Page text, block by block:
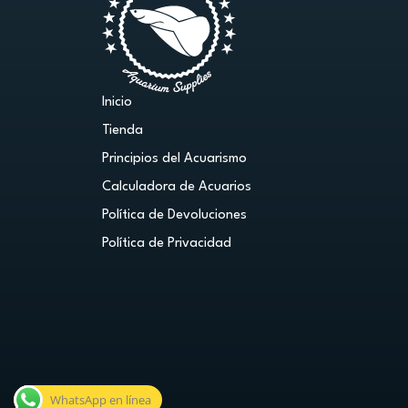
Inicio
Tienda
Principios del Acuarismo
Calculadora de Acuarios
Política de Devoluciones
Política de Privacidad
WhatsApp en línea